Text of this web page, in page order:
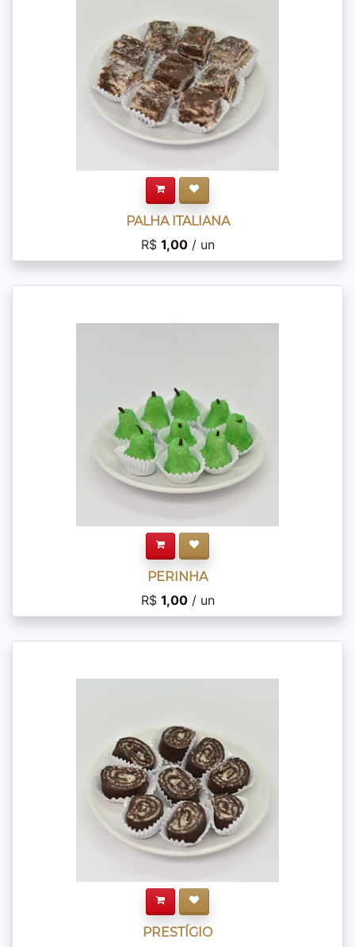
PALHA ITALIANA
R$ 1,00 / un
PERINHA
R$ 1,00 / un
PRESTÍGIO